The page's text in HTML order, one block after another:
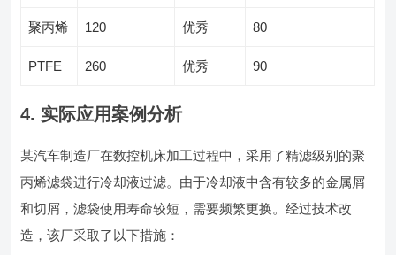
聚丙烯 120 优秀 80
PTFE 260 优秀 90
4. 实际应用案例分析
某汽车制造厂在数控机床加工过程中，采用了精滤级别的聚
丙烯滤袋进行冷却液过滤。由于冷却液中含有较多的金属屑
和切屑，滤袋使用寿命较短，需要频繁更换。经过技术改
造，该厂采取了以下措施：